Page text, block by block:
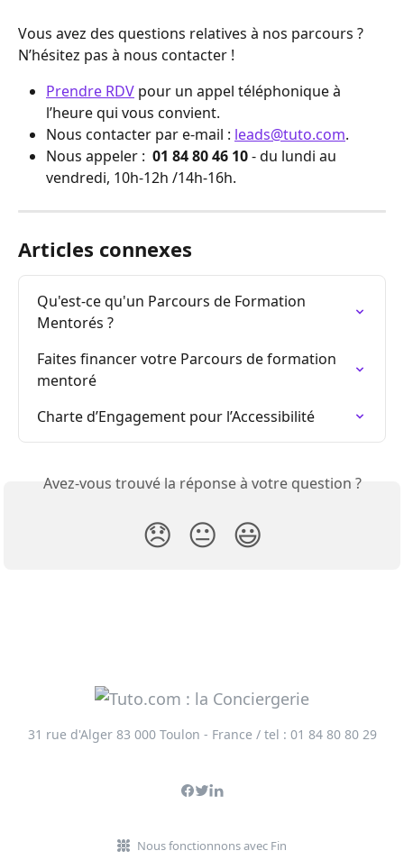
Vous avez des questions relatives à nos parcours ?
N’hésitez pas à nous contacter !
Prendre RDV pour un appel téléphonique à
l’heure qui vous convient.
Nous contacter par e-mail : leads@tuto.com.
Nous appeler : 01 84 80 46 10 - du lundi au
vendredi, 10h-12h /14h-16h.
Articles connexes
Qu'est-ce qu'un Parcours de Formation
Mentorés ?
Faites financer votre Parcours de formation
mentoré
Charte d’Engagement pour l’Accessibilité
Avez-vous trouvé la réponse à votre question ?
😞 😐 😃
31 rue d'Alger 83 000 Toulon - France / tel : 01 84 80 80 29
Nous fonctionnons avec Fin